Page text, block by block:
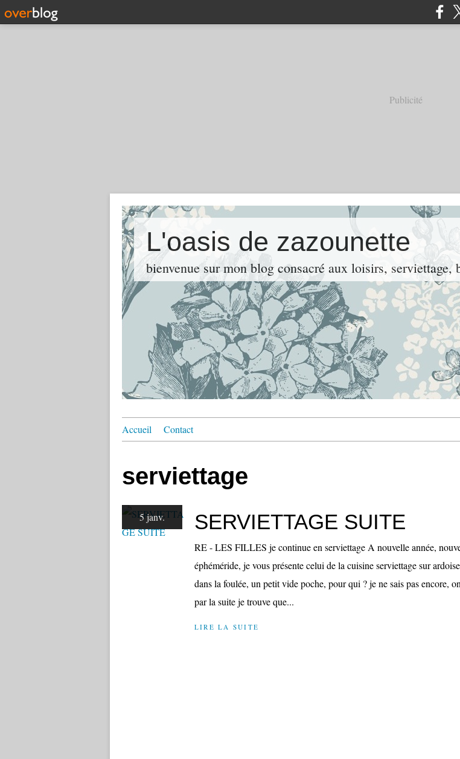
Publicité
L'oasis de zazounette
bienvenue sur mon blog consacré aux loisirs, serviettage,
Accueil Contact
serviettage
5 janv. SERVIETTAGE SUITE
RE - LES FILLES je continue en serviettage A nouvelle année,
éphéméride, je vous présente celui de la cuisine serviettage sur
dans la foulée, un petit vide poche, pour qui ? je ne sais pas encore,
par la suite je trouve que...
LIRE LA SUITE